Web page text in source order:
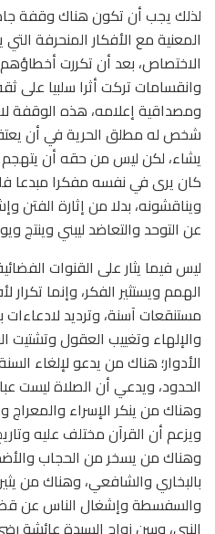
لذلك يجب أن تكون هناك وقفة
المعنية مع الأفكار المنحرفة
الاختصاص، بعد أن تكررت
وانقسامات تركت أثرا سلبيا على
ومصداقية إعلامه، هذه الوقفة
شخص له مطلق الحرية في أن
يشاء، لكن ليس من حقه أن
كان يرى في نفسه مفكرا مبدعا
ويناقشونه، بدلا من إثارة
عن التوحد والتعاضد ليبني وينتج
ليس فيما يثار على القنوات
الهمم ويستثير الفكر، وإنما
مستنقعات آسنة، وترديد لادعاءات
والإلهاء وتغييب العقول وتشتيت
الأدوار؛ هناك من يدعو لإلغاء
الحدود، ويدعي أن الصلاة ليست
وهناك من ينكر الإسراء
ويزعم أن القرآن مختلف عليه
وهناك من يسخر من الحجاب
بالبخاري والشافعي، وهناك من
والسفسطة وإشغال الناس عن
النبي، وسن زواج السيدة عائشة